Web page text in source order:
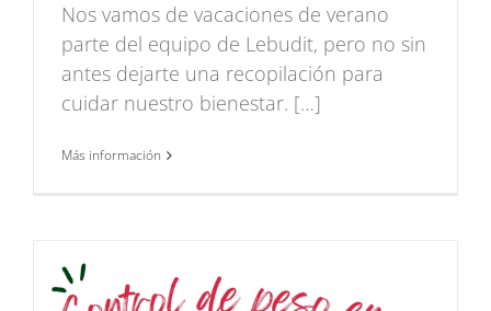
Nos vamos de vacaciones de verano
parte del equipo de Lebudit, pero no sin
antes dejarte una recopilación para
cuidar nuestro bienestar. […]
Más información